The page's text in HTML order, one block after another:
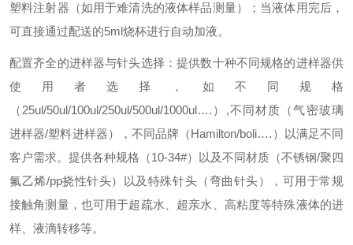
塑料注射器（如用于难清洗的液体样品测量）；当液体用完后，
可直接通过配送的5ml烧杯进行自动加液。
配置齐全的进样器与针头选择：提供数十种不同规格的进样器供
使用者选择，如不同规格
（25ul/50ul/100ul/250ul/500ul/1000ul….）,不同材质（气密玻璃
进样器/塑料进样器），不同品牌（Hamilton/boli….）以满足不同
客户需求。提供各种规格（10-34#）以及不同材质（不锈钢/聚四
氟乙烯/pp挠性针头）以及特殊针头（弯曲针头），可用于常规
接触角测量，也可用于超疏水、超亲水、高粘度等特殊液体的进
样、液滴转移等。